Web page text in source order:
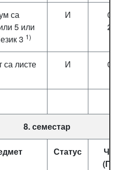
са
5 или
3 1)
И
са листе
И
8. семестар
Статус